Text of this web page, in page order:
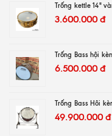
Trống kettle 14"
3.600.000đ
Trống Bass hội
6.500.000đ
Trống Bass Hôi
49.900.000đ